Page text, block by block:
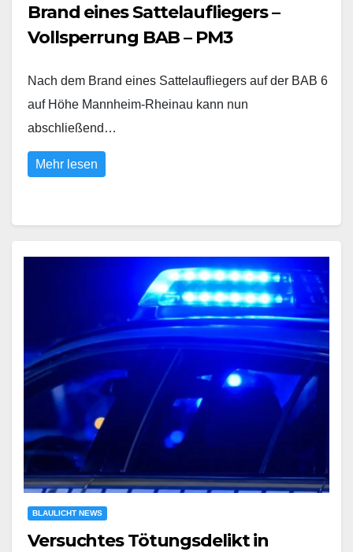
Brand eines Sattelaufliegers –
Vollsperrung BAB – PM3
Nach dem Brand eines Sattelaufliegers auf der BAB 6
auf Höhe Mannheim-Rheinau kann nun
abschließend…
Mehr lesen
BLAULICHT NEWS
Versuchtes Tötungsdelikt in